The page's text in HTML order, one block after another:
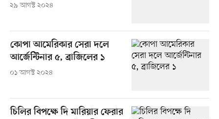
২৯ আগস্ট ২০২৪
কোপা আমেরিকার সেরা দলে
আর্জেন্টিনার ৫, ব্রাজিলের ১
০১ আগস্ট ২০২৪
চিলির বিপক্ষে দি মারিয়ার ফেরার